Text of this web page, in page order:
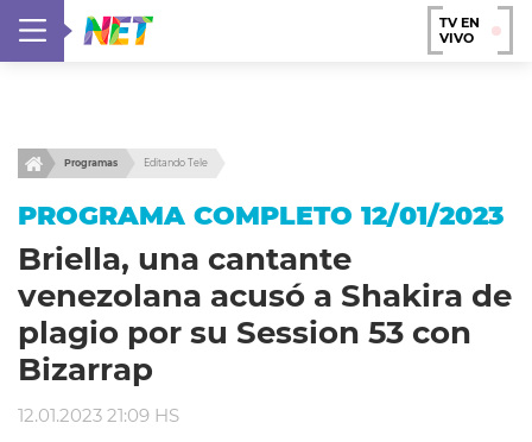
TV EN
VIVO
Programas Editando Tele
PROGRAMA COMPLETO 12/01/2023
Briella, una cantante
venezolana acusó a Shakira de
plagio por su Session 53 con
Bizarrap
12.01.2023 21:09 HS